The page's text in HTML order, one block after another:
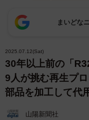
まいどな
2025.07.12(Sat)
30年以上前の「
9人が挑む再生プ
部品を加工して代
山陽新聞社